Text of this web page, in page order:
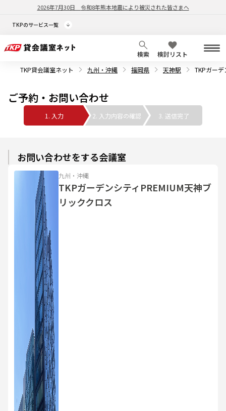
2026年7月30日 令和8年熊本地震により被災された皆さまへ
TKPのサービス一覧
検索
検討リスト
TKP貸会議室ネット
九州・沖縄 福岡県 天神駅 TKPガーデ
ご予約・お問い合わせ
1. 入力 2. 入力内容の確認 3. 送信完了
お問い合わせをする会議室
九州・沖縄
TKPガーデンシティPREMIUM天神ブ
リッククロス